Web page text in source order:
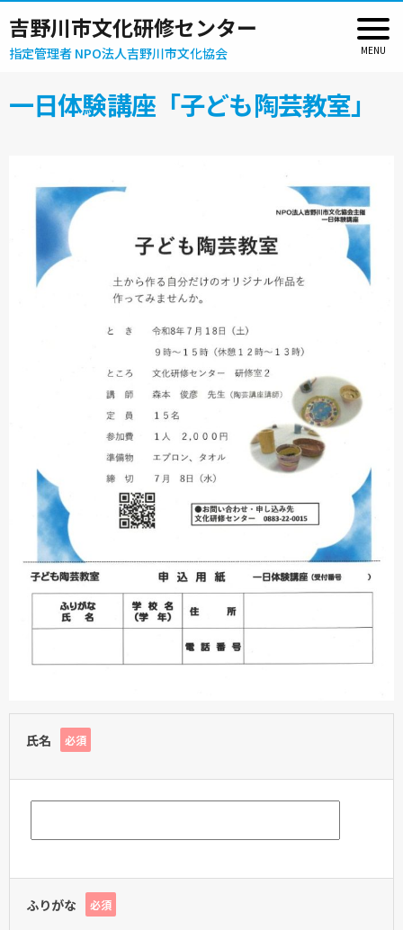
吉野川市文化研修センター
指定管理者 NPO法人吉野川市文化協会
一日体験講座「子ども陶芸教室」
氏名 必須
ふりがな 必須